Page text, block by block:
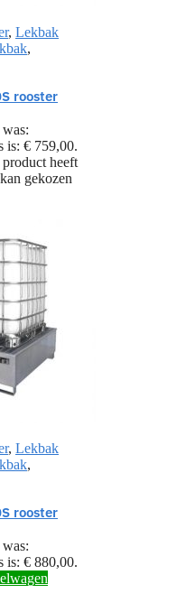
, Lekbak
,
rooster
is: € 759,00.
heeft
gekozen
, Lekbak
,
rooster
is: € 880,00.